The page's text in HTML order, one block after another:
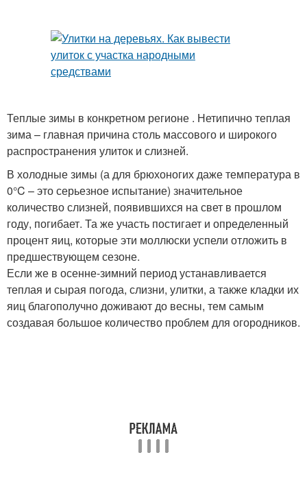
Теплые зимы в конкретном регионе . Нетипично теплая
зима – главная причина столь массового и широкого
распространения улиток и слизней.
В холодные зимы (а для брюхоногих даже температура в
0°C – это серьезное испытание) значительное
количество слизней, появившихся на свет в прошлом
году, погибает. Та же участь постигает и определенный
процент яиц, которые эти моллюски успели отложить в
предшествующем сезоне.
Если же в осенне-зимний период устанавливается
теплая и сырая погода, слизни, улитки, а также кладки их
яиц благополучно доживают до весны, тем самым
создавая большое количество проблем для огородников.